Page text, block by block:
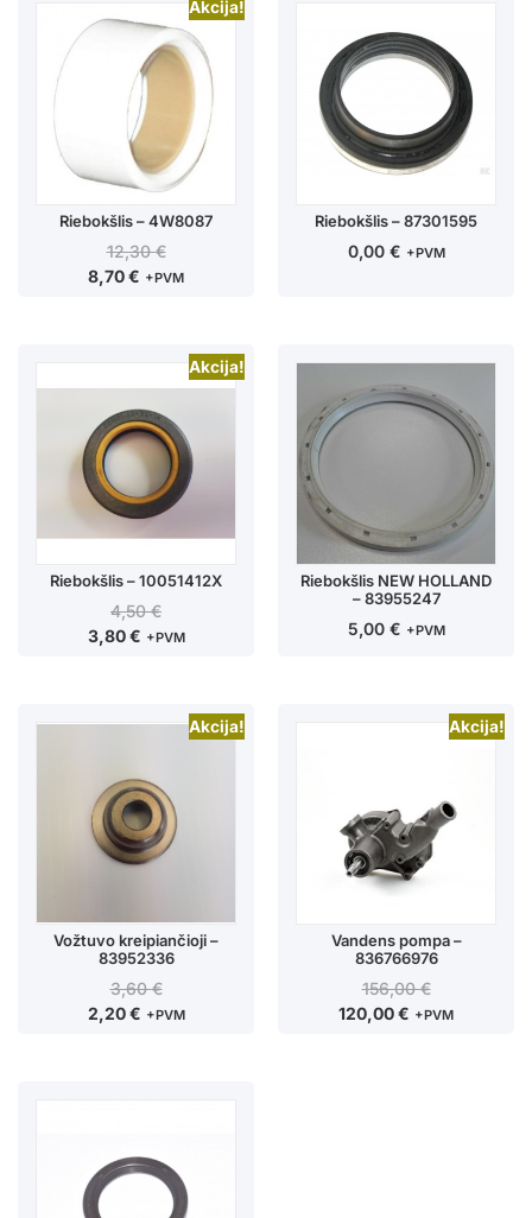
Akcija!
Riebokšlis – 4W8087
12,30€
8,70€ +PVM
Riebokšlis – 87301595
0,00 € +PVM
Akcija!
Riebokšlis – 10051412X
4,50€
3,80€ +PVM
Riebokšlis NEW HOLLAND
– 83955247
5,00 € +PVM
Akcija!
Vožtuvo kreipiančioji –
83952336
3,60€
2,20€ +PVM
Akcija!
Vandens pompa –
836766976
156,00€
120,00€ +PVM